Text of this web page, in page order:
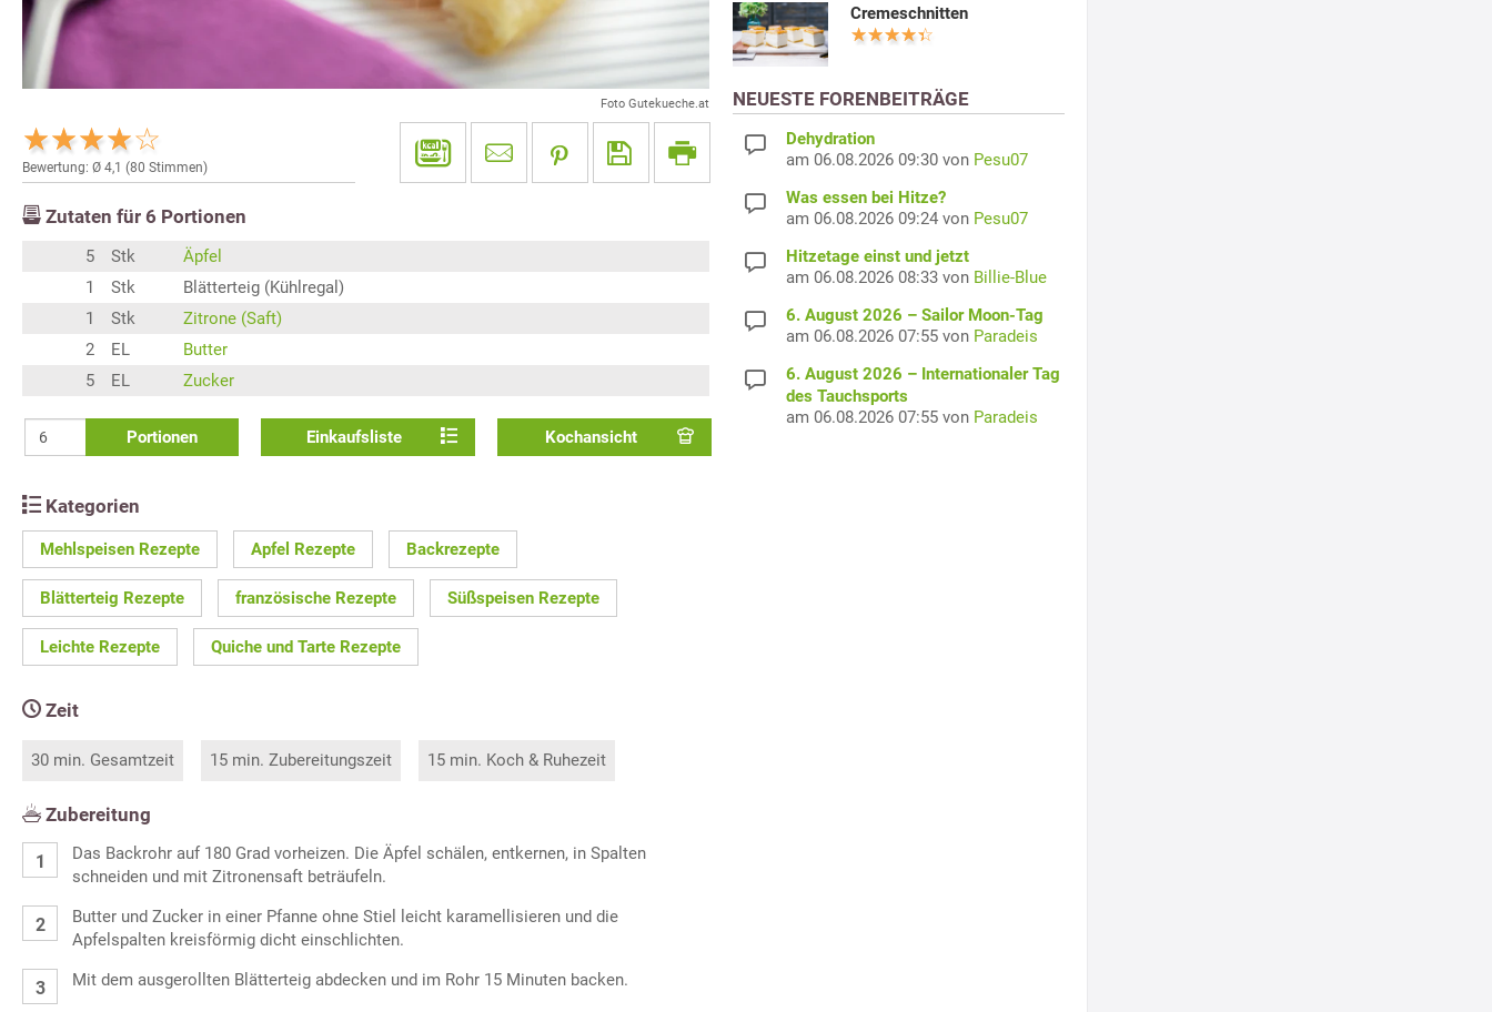
Foto Gutekueche.at
Bewertung: Ø 4,1 (80 Stimmen)
Zutaten für 6 Portionen
5 Stk
Äpfel
1
Stk
Blätterteig (Kühlregal)
1
Stk
Zitrone (Saft)
2
EL
Butter
5
EL Zucker
Portionen Einkaufsliste Kochansicht
Kategorien
Mehlspeisen Rezepte Apfel Rezepte Backrezepte
Blätterteig Rezepte französische Rezepte Süßspeisen Rezepte
Leichte Rezepte Quiche und Tarte Rezepte
Zeit
30 min. Gesamtzeit 15 min. Zubereitungszeit 15 min. Koch & Ruhezeit
Zubereitung
Das Backrohr auf 180 Grad vorheizen. Die Äpfel schälen, entkernen, in Spalten
schneiden und mit Zitronensaft beträufeln.
Butter und Zucker in einer Pfanne ohne Stiel leicht karamellisieren und die
Apfelspalten kreisförmig dicht einschlichten.
Mit dem ausgerollten Blätterteig abdecken und im Rohr 15 Minuten backen.
Cremeschnitten
NEUESTE FORENBEITRÄGE
Dehydration
am 06.08.2026 09:30 von Pesu07
Was essen bei Hitze?
am 06.08.2026 09:24 von Pesu07
Hitzetage einst und jetzt
am 06.08.2026 08:33 von Billie-Blue
6. August 2026 – Sailor Moon-Tag
am 06.08.2026 07:55 von Paradeis
6. August 2026 – Internationaler Tag
des Tauchsports
am 06.08.2026 07:55 von Paradeis